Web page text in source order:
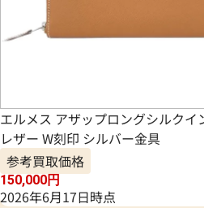
エルメス アザップロングシルクイ
レザー W刻印 シルバー金具
参考買取価格
150,000円
2026年6月17日時点